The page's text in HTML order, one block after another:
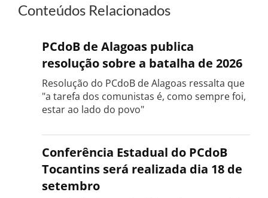
Conteúdos Relacionados
PCdoB de Alagoas publica
resolução sobre a batalha de 2026
Resolução do PCdoB de Alagoas ressalta que
"a tarefa dos comunistas é, como sempre foi,
estar ao lado do povo"
Conferência Estadual do PCdoB
Tocantins será realizada dia 18 de
setembro